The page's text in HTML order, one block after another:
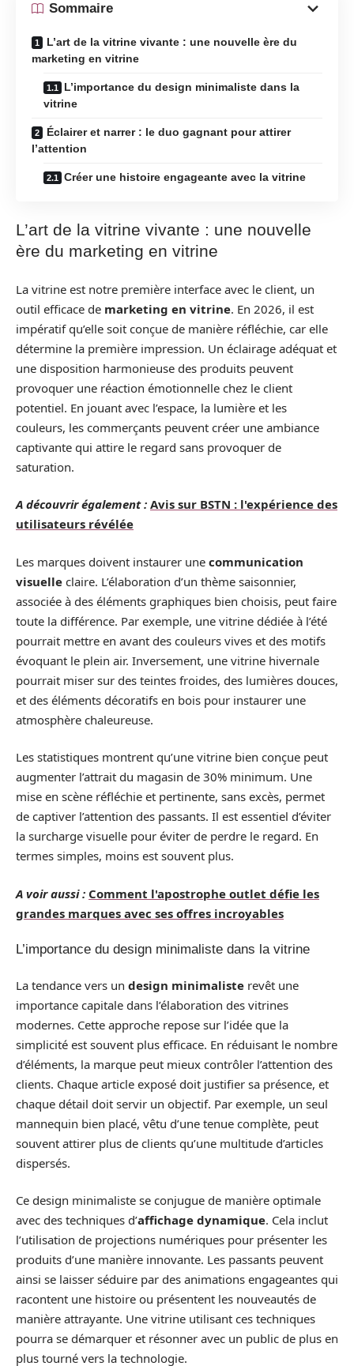
Sommaire
L’art de la vitrine vivante : une nouvelle ère du
marketing en vitrine
L’importance du design minimaliste dans la
vitrine
Éclairer et narrer : le duo gagnant pour attirer
l’attention
Créer une histoire engageante avec la vitrine
L’art de la vitrine vivante : une nouvelle
ère du marketing en vitrine
La vitrine est notre première interface avec le client, un
outil efficace de marketing en vitrine. En 2026, il est
impératif qu’elle soit conçue de manière réfléchie, car elle
détermine la première impression. Un éclairage adéquat et
une disposition harmonieuse des produits peuvent
provoquer une réaction émotionnelle chez le client
potentiel. En jouant avec l’espace, la lumière et les
couleurs, les commerçants peuvent créer une ambiance
captivante qui attire le regard sans provoquer de
saturation.
A découvrir également : Avis sur BSTN : l'expérience des
utilisateurs révélée
Les marques doivent instaurer une communication
visuelle claire. L’élaboration d’un thème saisonnier,
associée à des éléments graphiques bien choisis, peut faire
toute la différence. Par exemple, une vitrine dédiée à l’été
pourrait mettre en avant des couleurs vives et des motifs
évoquant le plein air. Inversement, une vitrine hivernale
pourrait miser sur des teintes froides, des lumières douces,
et des éléments décoratifs en bois pour instaurer une
atmosphère chaleureuse.
Les statistiques montrent qu’une vitrine bien conçue peut
augmenter l’attrait du magasin de 30% minimum. Une
mise en scène réfléchie et pertinente, sans excès, permet
de captiver l’attention des passants. Il est essentiel d’éviter
la surcharge visuelle pour éviter de perdre le regard. En
termes simples, moins est souvent plus.
A voir aussi : Comment l'apostrophe outlet défie les
grandes marques avec ses offres incroyables
L’importance du design minimaliste dans la vitrine
La tendance vers un design minimaliste revêt une
importance capitale dans l’élaboration des vitrines
modernes. Cette approche repose sur l’idée que la
simplicité est souvent plus efficace. En réduisant le nombre
d’éléments, la marque peut mieux contrôler l’attention des
clients. Chaque article exposé doit justifier sa présence, et
chaque détail doit servir un objectif. Par exemple, un seul
mannequin bien placé, vêtu d’une tenue complète, peut
souvent attirer plus de clients qu’une multitude d’articles
dispersés.
Ce design minimaliste se conjugue de manière optimale
avec des techniques d’affichage dynamique. Cela inclut
l’utilisation de projections numériques pour présenter les
produits d’une manière innovante. Les passants peuvent
ainsi se laisser séduire par des animations engageantes qui
racontent une histoire ou présentent les nouveautés de
manière attrayante. Une vitrine utilisant ces techniques
pourra se démarquer et résonner avec un public de plus en
plus tourné vers la technologie.